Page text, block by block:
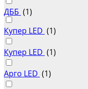
ДББ (1)
Купер LED (1)
Купер LED (1)
Арго LED (1)